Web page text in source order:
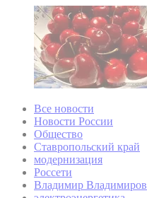
Все новости
Новости России
Общество
Ставропольский край
модернизация
Россети
Владимир Владимиров